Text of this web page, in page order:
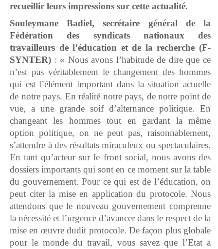
recueillir leurs impressions sur cette actualité.
Souleymane Badiel,secrétaire général de la
Fédération des syndicats nationaux des
travailleurs de l’éducation et de la recherche (F-
SYNTER) : « Nous avons l’habitude de dire que ce
n’est pas véritablement le changement des hommes
qui est l’élément important dans la situation actuelle
de notre pays. En réalité notre pays, de notre point de
vue, a une grande soif d’alternance politique. En
changeant les hommes tout en gardant la même
option politique, on ne peut pas, raisonnablement,
s’attendre à des résultats miraculeux ou spectaculaires.
En tant qu’acteur sur le front social, nous avons des
dossiers importants qui sont en ce moment sur la table
du gouvernement. Pour ce qui est de l’éducation, on
peut citer la mise en application du protocole. Nous
attendons que le nouveau gouvernement comprenne
la nécessité et l’urgence d’avancer dans le respect de la
mise en œuvre dudit protocole. De façon plus globale
pour le monde du travail, vous savez que l’Etat a